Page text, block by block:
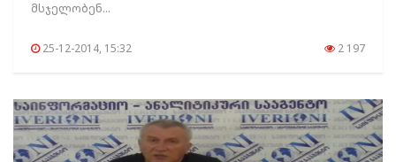
მსჯელობენ...
25-12-2014, 15:32 2 197